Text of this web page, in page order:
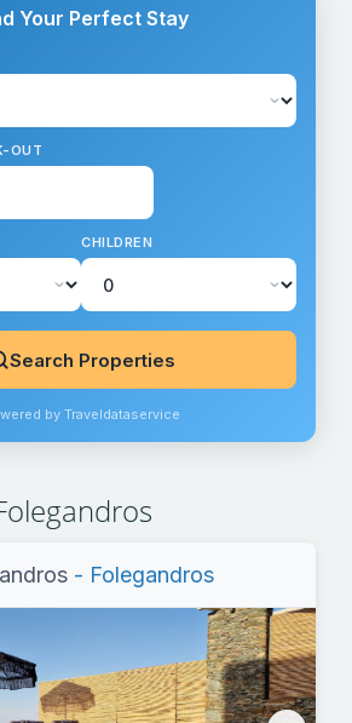
Your Perfect Stay
OUT
CHILDREN
Search Properties
by Traveldataservice
- Folegandros